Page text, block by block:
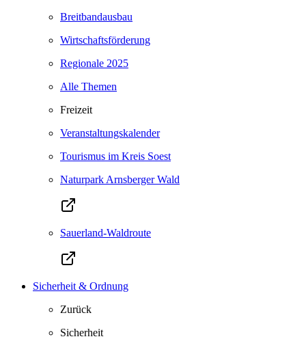
Breitbandausbau
Wirtschaftsförderung
Regionale 2025
Alle Themen
Freizeit
Veranstaltungskalender
Tourismus im Kreis Soest
Naturpark Arnsberger Wald
Sauerland-Waldroute
Sicherheit & Ordnung
Zurück
Sicherheit